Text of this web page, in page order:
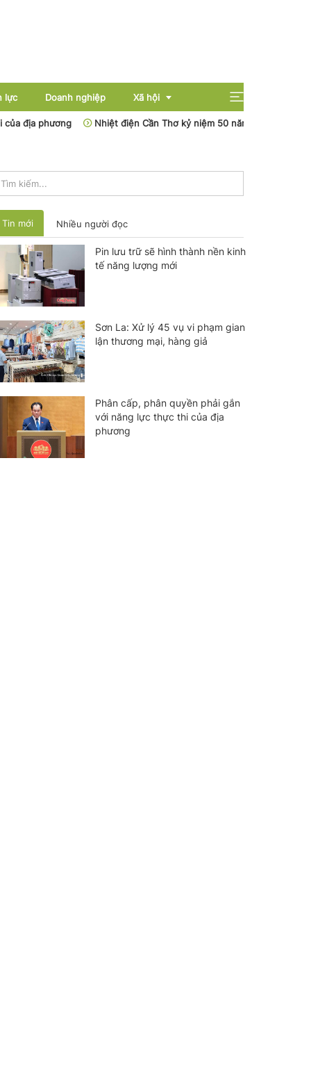
lực Doanh nghiệp Xã hội
Nhiệt điện Cần Thơ kỷ niệm 50 năm cung cấp điện cho hệ
Tin mới Nhiều người đọc
Pin lưu trữ sẽ hình thành nền kinh
tế năng lượng mới
Sơn La: Xử lý 45 vụ vi phạm gian
lận thương mại, hàng giả
Phân cấp, phân quyền phải gắn
với năng lực thực thi của địa
phương